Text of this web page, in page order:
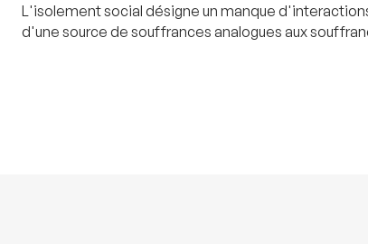
L'isolement social désigne un manque
d'une source de souffrances analogues aux